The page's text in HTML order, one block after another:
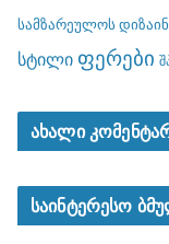
სამზარეულოს
სტილი ფერები
ახალი
საინტერესო